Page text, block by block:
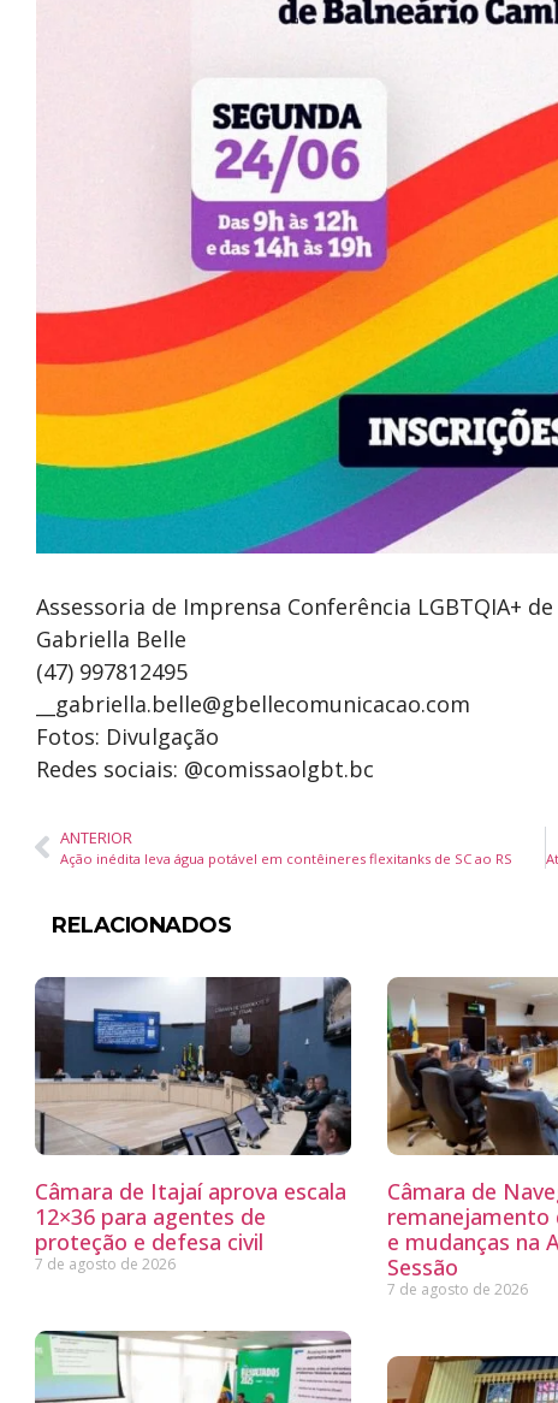
Assessoria de Imprensa Conferência LGBTQIA+
Gabriella Belle
(47) 997812495
__gabriella.belle@gbellecomunicacao.com
Fotos: Divulgação
Redes sociais: @comissaolgbt.bc
ANTERIOR
Ação inédita leva água potável em contêineres flexitanks de SC ao RS
RELACIONADOS
Câmara de Itajaí aprova escala
12×36 para agentes de
proteção e defesa civil
7 de agosto de 2026
Câmara de
remanejamento
e mudanças na
Sessão
7 de agosto de 2026